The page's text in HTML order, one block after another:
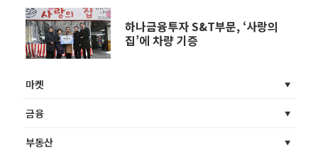
하나금융투자 S&T부문, ‘사랑의
집’에 차량 기증
마켓
금융
부동산